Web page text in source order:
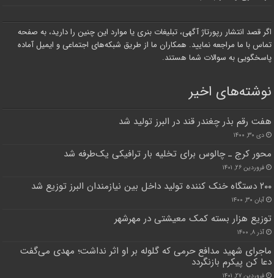
اگر قصد انتشار رپورتاژ آگهی، تبلیغات بنری یا موارد این چنین را دارید، به صفحه
تماس با ما مراجعه نمایید. همکاران ما از طریق شبکه‌های اجتماعی و ایمیل آماده
پاسخگویی به سوالات شما هستند.
نوشته‌های اخیر
هفت رقم بذر چغندر قند در البرز تولید شد
دی ۳۰, ۱۴۰۰
محور کرج ـ چالوس برای تخلیه بار ترافیکی یک‌طرفه شد
فروردین ۲۶, ۱۴۰۱
۲۰۰ دستگاه خنک کننده تولید داخل بین نیازمندان البرز توزیع شد
آبان ۳۰, ۱۴۰۰
توزیع هزار بسته کمک معیشتی در مهرشهر
آذر ۸, ۱۴۰۰
ماجرای شهید مدافع حرمی که گلوله بر او اثر نداشت؛ مهدی می‌گفت
دعا کن پیکرم باز‌نگردد
فروردین ۲۷, ۱۴۰۱